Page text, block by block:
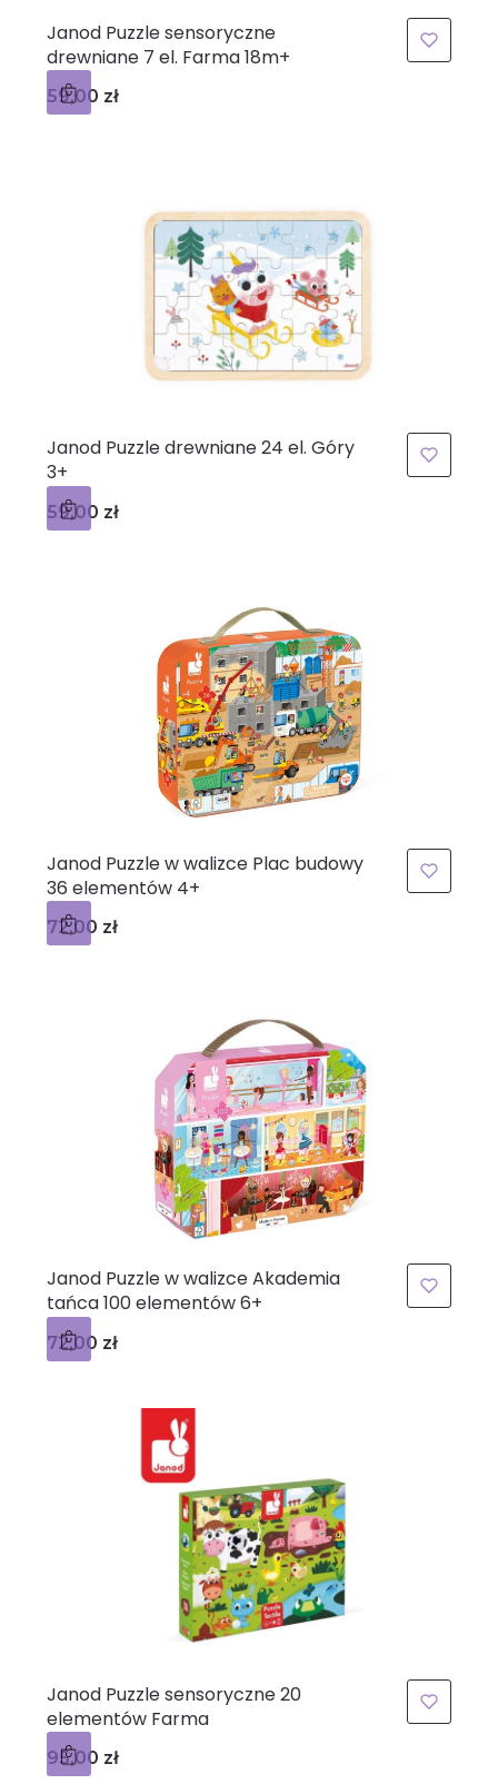
Janod Puzzle sensoryczne
drewniane 7 el. Farma 18m+
Cena
59,00 zł
Janod Puzzle drewniane 24 el. Góry
3+
Cena
59,00 zł
Janod Puzzle w walizce Plac budowy
36 elementów 4+
Cena
72,00 zł
Janod Puzzle w walizce Akademia
tańca 100 elementów 6+
Cena
72,00 zł
Janod Puzzle sensoryczne 20
elementów Farma
Cena
95,00 zł